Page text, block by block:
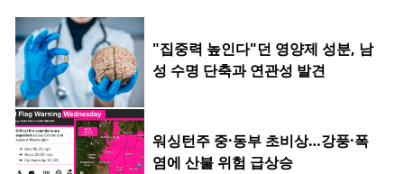
"집중력 높인다"던 영양제 성분, 남
성 수명 단축과 연관성 발견
워싱턴주 중·동부 초비상…강풍·폭
염에 산불 위험 급상승